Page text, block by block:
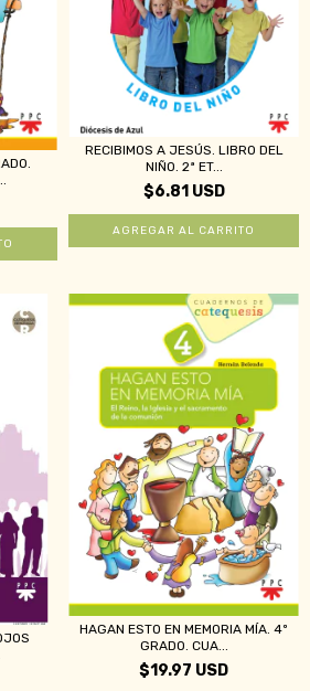
RECIBIMOS A JESÚS. LIBRO DEL
NIÑO. 2ª ET...
$6.81 USD
HAGAN ESTO EN MEMORIA MÍA. 4º
GRADO. CUA...
$19.97 USD